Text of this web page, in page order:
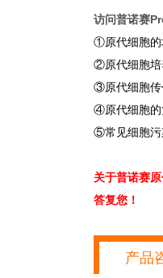
访问普诺赛
①原代细胞的
②原代细胞培
③原代细胞传
④原代细胞的
⑤常见细胞污
关于普诺赛
答复您！
产品